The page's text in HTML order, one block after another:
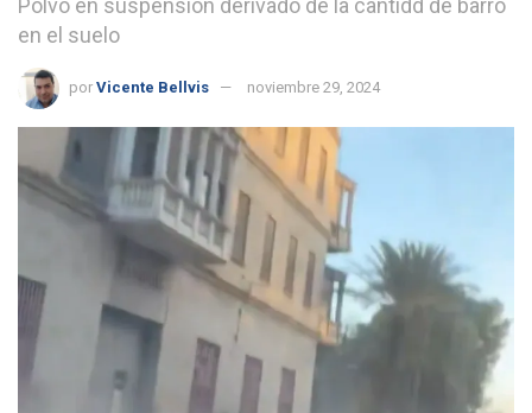
Polvo en suspensión derivado de la cantidd de barro
en el suelo
por Vicente Bellvis noviembre 29, 2024